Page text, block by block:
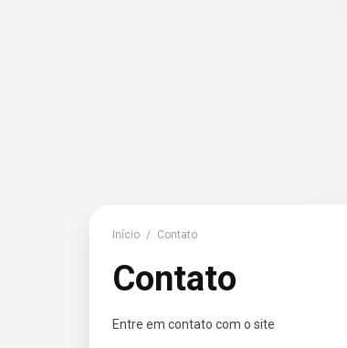
Início / Contato
Contato
Entre em contato com o site